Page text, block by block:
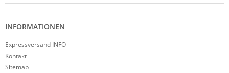
INFORMATIONEN
Expressversand INFO
Kontakt
Sitemap